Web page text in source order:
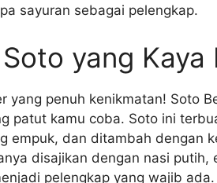
sayuran sebagai pelengkap.
yang Kaya
yang penuh kenikmatan! Soto
patut kamu coba. Soto ini
empuk, dan ditambah dengan
disajikan dengan nasi putih,
pelengkap yang wajib